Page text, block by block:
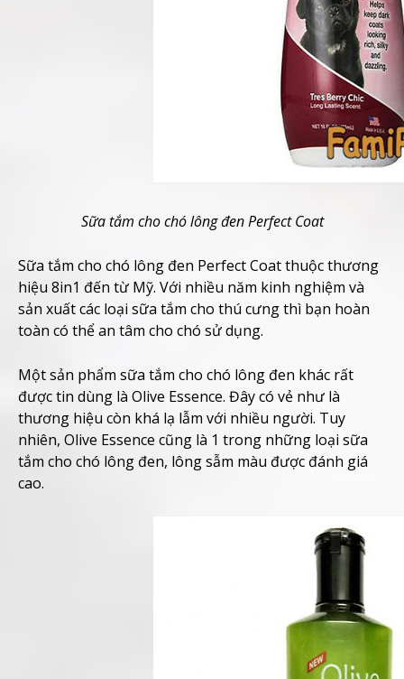
Sữa tắm cho chó lông đen Perfect Coat
Sữa tắm cho chó lông đen Perfect Coat thuộc thương
hiệu 8in1 đến từ Mỹ. Với nhiều năm kinh nghiệm và
sản xuất các loại sữa tắm cho thú cưng thì bạn hoàn
toàn có thể an tâm cho chó sử dụng.
Một sản phẩm sữa tắm cho chó lông đen khác rất
được tin dùng là Olive Essence. Đây có vẻ như là
thương hiệu còn khá lạ lẫm với nhiều người. Tuy
nhiên, Olive Essence cũng là 1 trong những loại sữa
tắm cho chó lông đen, lông sẫm màu được đánh giá
cao.